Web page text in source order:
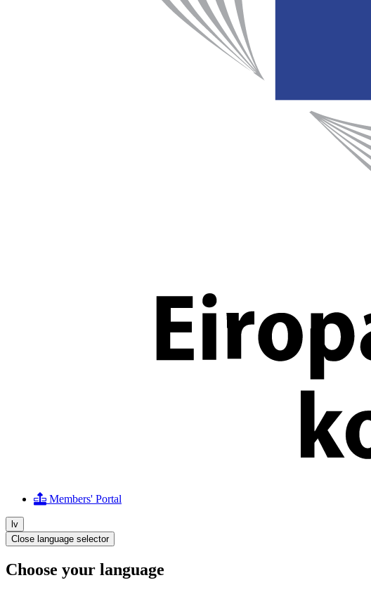
Members' Portal
lv
Close language selector
Choose your language